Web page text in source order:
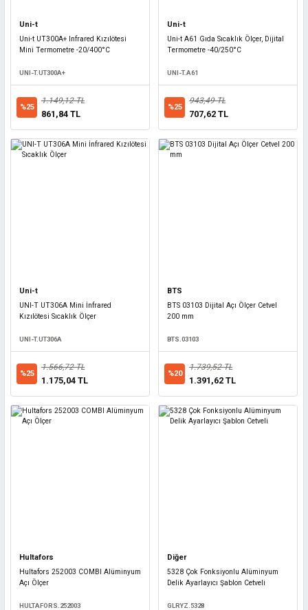
Uni-t
Uni-t UT300A+ Infrared Kızılötesi
Mini Termometre -20/400°C
UNI-T.UT300A+
%25
1.149,12 TL
861,84 TL
Uni-t
Uni-t A61 Gıda Sıcaklık Ölçer, Dijital
Termometre -40/250°C
UNI-T.A61
%25
943,49 TL
707,62 TL
Uni-t
UNI-T UT306A Mini İnfrared
Kızılötesi Sıcaklık Ölçer
UNI-T.UT306A
%25
1.566,72 TL
1.175,04 TL
BTS
BTS 03103 Dijital Açı Ölçer Cetvel
200 mm
BTS.03103
%20
1.739,52 TL
1.391,62 TL
Hultafors
Hultafors 252003 COMBI Alüminyum
Açı Ölçer
HULTAFORS.252003
Diğer
5328 Çok Fonksiyonlu Alüminyum
Delik Ayarlayıcı Şablon Cetveli
GLRYZ.5328